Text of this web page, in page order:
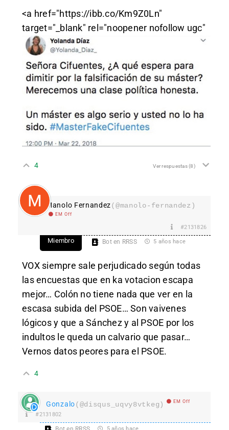
<a href="https://ibb.co/Km9Z0Ln"
target="_blank" rel="noopener nofollow ugc"
4 Ver respuestas(8)
Manolo Fernandez(@manolo-fernandez)
EM Off
#2131826
Miembro Bot en RRSS 5 años hace
VOX siempre sale perjudicado según todas
las encuestas que en ka votacion escapa
mejor… Colón no tiene nada que ver en la
escasa subida del PSOE… Son vaivenes
lógicos y que a Sánchez y al PSOE por los
indultos le queda un calvario que pasar…
Vernos datos peores para el PSOE.
4
Gonzalo(@disqus_uqvy8vtkeg) EM Off
#2131802